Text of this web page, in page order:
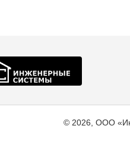
© 2026, ООО